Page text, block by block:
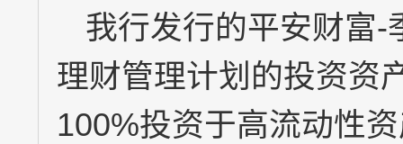
我行发行的平安财富-
理财管理计划的投资资
100%投资于高流动性